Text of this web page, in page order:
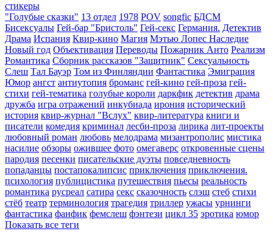
стикеры
"Голубые сказки" 13 отдел 1978 POV songfic БДСМ
Бисексуалы Гей-бар "Бристоль" Гей-секс Германия. Детектив
Драма Испания Квир-кино Магия Мэтью Лопес Наследие
Новый год Объективация Переводы Пожарник Анто Реализм
Романтика Сборник рассказов "Защитник" Сексуальность
Слеш Тал Бауэр Том из Финляндии Фантастика Эмиграция
Юмор ангст антиутопия броманс гей-кино гей-проза гей-
стихи гей-тематика голубые короли даркфик детектив драма
дружба игра отражений инкубиада ирония исторический
история квир-журнал "Вслух" квир-литература книги и
писатели комедия криминал лесби-проза лирика лит-проекты
любовный роман любовь мелодрама мизантрополис мистика
насилие обзоры ожившее фото омегаверс откровенные сцены
пародия песенки писательские дуэты повседневность
попаданцы постапокалипсис приключения приключения.
психология публицистика путешествия пьесы реальность
романтика русреал сатира секс сказочность слэш стеб стихи
стёб театр терминология трагедия триллер ужасы урнинги
фантастика фанфик фемслеш фэнтези цикл 35 эротика юмор
Показать все теги